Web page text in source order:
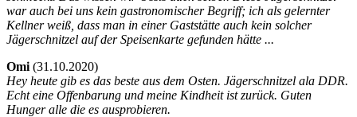
war auch bei uns kein gastronomischer Begriff; ich als gelernter
Kellner weiß, dass man in einer Gaststätte auch kein solcher
Jägerschnitzel auf der Speisenkarte gefunden hätte ...
Omi (31.10.2020)
Hey heute gib es das beste aus dem Osten. Jägerschnitzel ala DDR.
Echt eine Offenbarung und meine Kindheit ist zurück. Guten
Hunger alle die es ausprobieren.